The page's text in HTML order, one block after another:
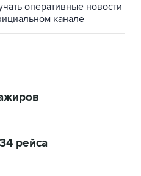
оперативные новости
канале
рейса